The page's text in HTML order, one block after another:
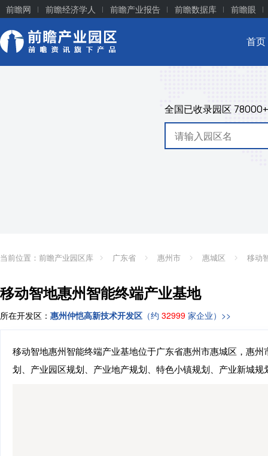
前瞻网 前瞻经济学人 前瞻产业报告 前瞻数据库 前瞻眼
首页
全国已收录园区 78000+
当前位置： 前瞻产业园区库 广东省 惠州市 惠城区 移动
移动智地惠州智能终端产业基地
所在开发区： 惠州仲恺高新技术开发区 （约 32999 家企业）>>
移动智地惠州智能终端产业基地位于广东省惠州市惠城区，惠
划、产业园区规划、产业地产规划、特色小镇规划、产业新城